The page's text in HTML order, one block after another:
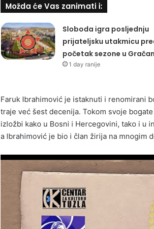
Možda će Vas zanimati i:
Sloboda igra posljednju
prijateljsku utakmicu
početak sezone u
1 day ranije
Faruk Ibrahimović je istaknuti i renomirani
traje već šest decenija. Tokom svoje
izložbi kako u Bosni i Hercegovini, tako i u
a Ibrahimović je bio i član žirija na mnogim